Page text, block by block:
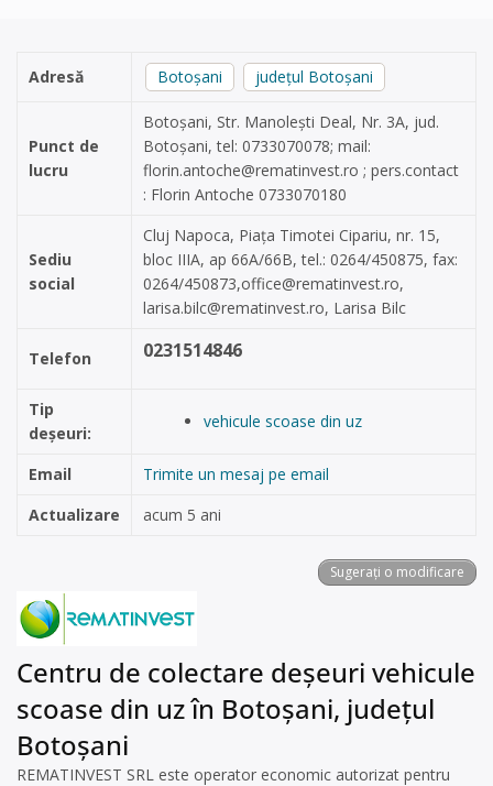
Adresă Botoșani județul Botoșani
Punct de
lucru
Botoșani, Str. Manolești Deal, Nr. 3A, jud.
Botoșani, tel: 0733070078; mail:
florin.antoche@rematinvest.ro ; pers.contact
: Florin Antoche 0733070180
Sediu
social
Cluj Napoca, Piața Timotei Cipariu, nr. 15,
bloc IIIA, ap 66A/66B, tel.: 0264/450875, fax:
0264/450873,office@rematinvest.ro,
larisa.bilc@rematinvest.ro, Larisa Bilc
Telefon 0231514846
Tip
deșeuri:
vehicule scoase din uz
Email
Trimite un mesaj pe email
Actualizare
acum 5 ani
Sugerați o modificare
Centru de colectare deșeuri vehicule
scoase din uz în Botoșani, județul
Botoșani
REMATINVEST SRL este operator economic autorizat pentru